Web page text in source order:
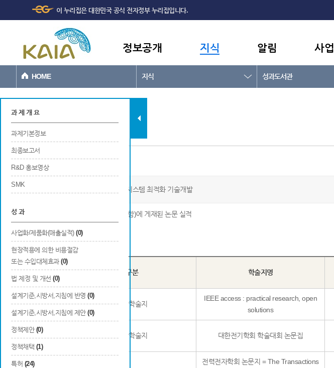
본문바로가기
이 누리집은 대한민국 공식 전자정부 누리집입니다.
정보공개 지식 알림 사업
HOME 지식 성과도서관
과제현황
과 제 개 요
과제기본정보
최종보고서
R&D 홍보영상
SMK
성 과
사업화/제품화(매출실적) (0)
현장적용에 의한 비용절감
또는 수입대체효과 (0)
법 제정 및 개선 (0)
설계기준,시방서,지침에 반영 (0)
설계기준,시방서,지침에 제안 (0)
정책제안 (0)
정책채택 (1)
특허 (24)
국내외 학술지 게재
수소연료전지 기반 하이브리드 추진시스템 최적화 기술개발
※ 국내 및 국외 학술지(SCI급 학술지 포함)에 게재된 논문 실적
Total27건
번호
국내/
국외
구분 학술지명
21 국외 일반학술지
IEEE access : practical research, open
solutions
22 일반학술지 대한전기학회 학술대회 논문집
전력전자학회 논문지 = The Transactions